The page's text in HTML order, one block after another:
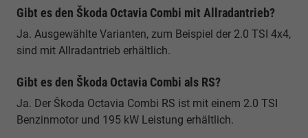
Gibt es den Škoda Octavia Combi mit Allradantrieb?
Ja. Ausgewählte Varianten, zum Beispiel der 2.0 TSI 4x4,
sind mit Allradantrieb erhältlich.
Gibt es den Škoda Octavia Combi als RS?
Ja. Der Škoda Octavia Combi RS ist mit einem 2.0 TSI
Benzinmotor und 195 kW Leistung erhältlich.